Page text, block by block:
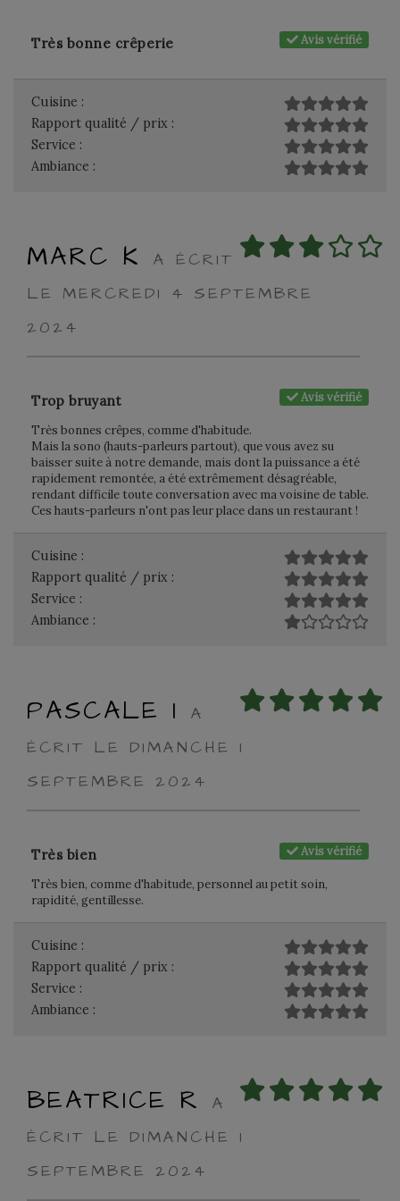
Avis vérifié
Très bonne crêperie
Cuisine :
Rapport qualité / prix :
Service :
Ambiance :
MARC K
A ÉCRIT
LE MERCREDI 4 SEPTEMBRE
2024
Avis vérifié
Trop bruyant
Très bonnes crêpes, comme d'habitude.
Mais la sono (hauts-parleurs partout), que vous avez su
baisser suite à notre demande, mais dont la puissance a été
rapidement remontée, a été extrêmement désagréable,
rendant difficile toute conversation avec ma voisine de table.
Ces hauts-parleurs n'ont pas leur place dans un restaurant !
Cuisine :
Rapport qualité / prix :
Service :
Ambiance :
PASCALE I
A
ÉCRIT LE DIMANCHE 1
SEPTEMBRE 2024
Avis vérifié
Très bien
Très bien, comme d'habitude, personnel au petit soin,
rapidité, gentillesse.
Cuisine :
Rapport qualité / prix :
Service :
Ambiance :
BEATRICE R
A
ÉCRIT LE DIMANCHE 1
SEPTEMBRE 2024